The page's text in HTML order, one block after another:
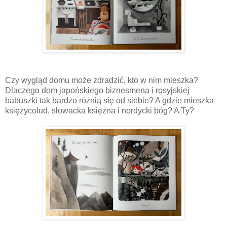
Czy wygląd domu może zdradzić, kto w nim mieszka?
Dlaczego dom japońskiego biznesmena i rosyjskiej
babuszki tak bardzo różnią się od siebie? A gdzie mieszka
księżycolud, słowacka księżna i nordycki bóg? A Ty?